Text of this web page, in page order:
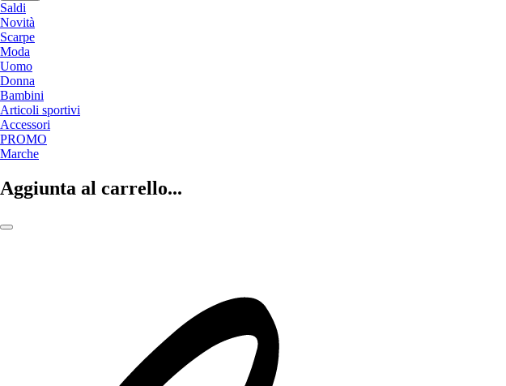
Saldi
Novità
Scarpe
Moda
Uomo
Donna
Bambini
Articoli sportivi
Accessori
PROMO
Marche
Aggiunta al carrello...